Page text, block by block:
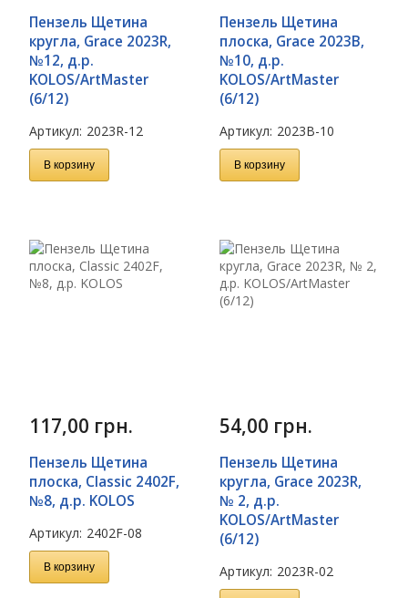
Пензель Щетина
кругла, Grace 2023R,
№12, д.р.
KOLOS/ArtMaster
(6/12)
Артикул: 2023R-12
В корзину
Пензель Щетина
плоска, Grace 2023B,
№10, д.р.
KOLOS/ArtMaster
(6/12)
Артикул: 2023B-10
В корзину
117,00 грн.
Пензель Щетина
плоска, Classic 2402F,
№8, д.р. KOLOS
Артикул: 2402F-08
В корзину
54,00 грн.
Пензель Щетина
кругла, Grace 2023R,
№ 2, д.р.
KOLOS/ArtMaster
(6/12)
Артикул: 2023R-02